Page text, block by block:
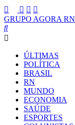
GRUPO AGORA RN
ÚLTIMAS
POLÍTICA
BRASIL
RN
MUNDO
ECONOMIA
SAÚDE
ESPORTES